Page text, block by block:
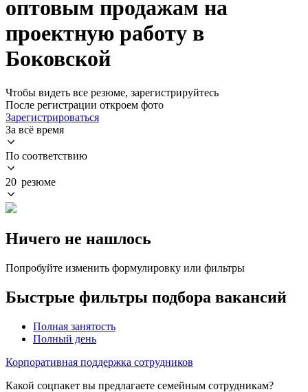
оптовым продажам на
проектную работу в
Боковской
Чтобы видеть все резюме, зарегистрируйтесь
После регистрации откроем фото
Зарегистрироваться
За всё время
По соответствию
20 резюме
Ничего не нашлось
Попробуйте изменить формулировку или фильтры
Быстрые фильтры подбора вакансий
Полная занятость
Полный день
Корпоративная поддержка сотрудников
Какой соцпакет вы предлагаете семейным сотрудникам?